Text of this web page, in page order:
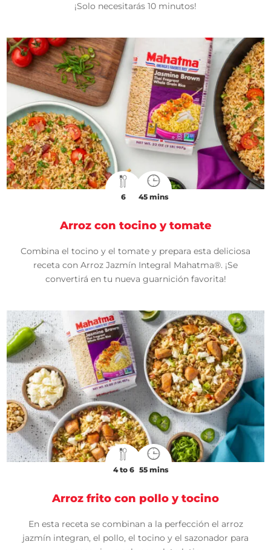
¡Solo necesitarás 10 minutos!
6 45 mins
Arroz con tocino y tomate
Combina el tocino y el tomate y prepara esta deliciosa
receta con Arroz Jazmín Integral Mahatma®. ¡Se
convertirá en tu nueva guarnición favorita!
4 to 6 55 mins
Arroz frito con pollo y tocino
En esta receta se combinan a la perfección el arroz
jazmín integran, el pollo, el tocino y el sazonador para